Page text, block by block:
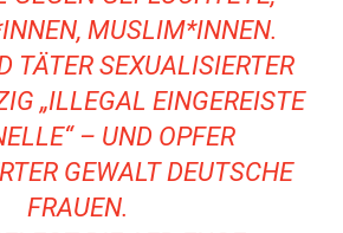
MUSLIM*INNEN.
TÄTER SEXUALISIERTER
„ILLEGAL EINGEREISTE
– UND OPFER
GEWALT DEUTSCHE
FRAUEN.